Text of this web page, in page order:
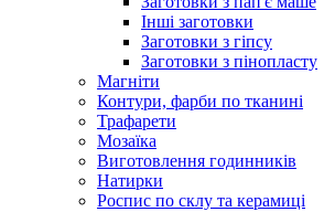
Інші заготовки
Заготовки з гіпсу
Заготовки з пінопласту
Магніти
Контури, фарби по тканині
Трафарети
Мозаїка
Виготовлення годинників
Натирки
Роспис по склу та керамиці